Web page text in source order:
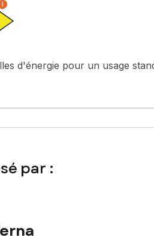
i
d'énergie pour un usage
par :